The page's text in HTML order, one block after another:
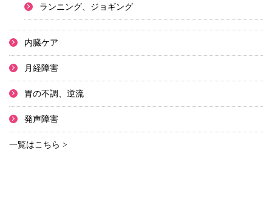
ランニング、ジョギング
内臓ケア
月経障害
胃の不調、逆流
発声障害
一覧はこちら >